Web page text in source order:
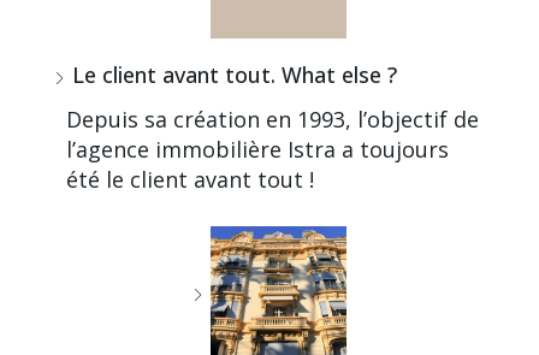
Le client avant tout. What else ?
Depuis sa création en 1993, l’objectif de
l’agence immobilière Istra a toujours
été le client avant tout !